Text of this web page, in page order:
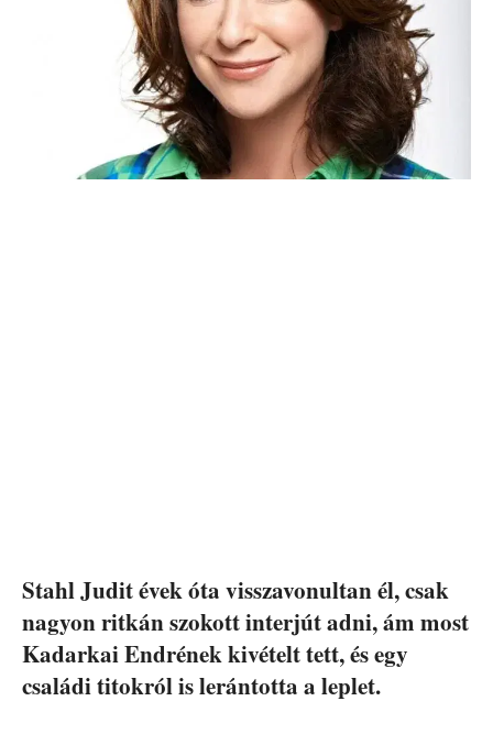
Stahl Judit évek óta visszavonultan él, csak
nagyon ritkán szokott interjút adni, ám most
Kadarkai Endrének kivételt tett, és egy
családi titokról is lerántotta a leplet.